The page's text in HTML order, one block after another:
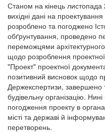
Станом на кінець листопада
вихідні дані на
розроблено та погоджено
обґрунтування, проведено
переможцями
щодо розроблення
"Проект" проектної
позитивний висновок щодо
Держекспертизи, завершено
будівельну організацію.
погодження проекту в
місті та державі й
перетворень.